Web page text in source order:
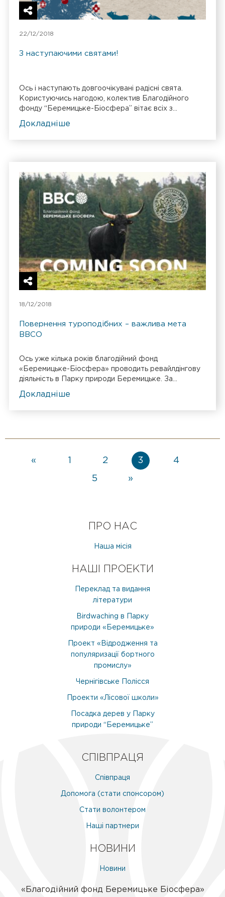
22/12/2018
З наступаючими святами!
Ось і наступають довгоочікувані радісні свята.
Користуючись нагодою, колектив Благодійного
фонду “Беремицьке-Біосфера” вітає всіх з...
Докладніше
18/12/2018
Повернення туроподібних – важлива мета
BBCO
Ось уже кілька років благодійний фонд
«Беремицьке-Біосфера» проводить ревайлдінгову
діяльність в Парку природи Беремицьке. За...
Докладніше
« 1 2 3 4
5 »
ПРО НАС
Наша місія
НАШІ ПРОЕКТИ
Переклад та видання
літератури
Birdwaching в Парку
природи «Беремицьке»
Проект «Відродження та
популяризації бортного
промислу»
Чернігівське Полісся
Проекти «Лісової школи»
Посадка дерев у Парку
природи “Беремицьке”
СПІВПРАЦЯ
Співпраця
Допомога (стати спонсором)
Стати волонтером
Наші партнери
НОВИНИ
Новини
«Благодійний фонд Беремицьке Біосфера»